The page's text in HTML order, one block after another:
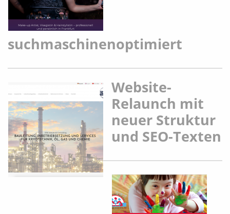
suchmaschinenoptimiert
Website-
Relaunch mit
neuer Struktur
und SEO-Texten